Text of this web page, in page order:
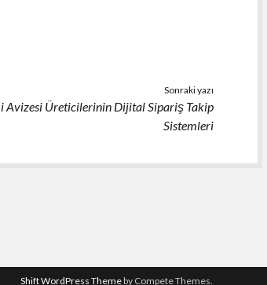
Sonraki yazı
Avizesi Üreticilerinin Dijital Sipariş Takip
Sistemleri
Shift WordPress Themeby Compete Themes.